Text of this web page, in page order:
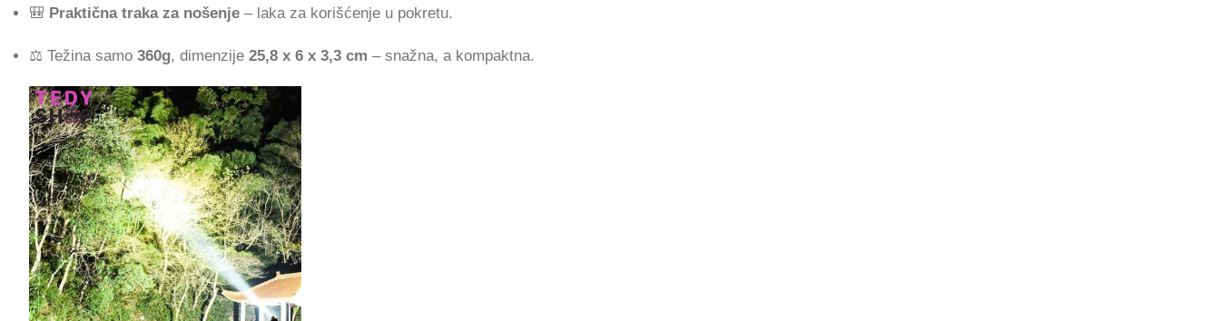
🎒 Praktična traka za nošenje – laka za korišćenje u pokretu.
⚖️ Težina samo 360g, dimenzije 25,8 x 6 x 3,3 cm – snažna, a kompaktna.